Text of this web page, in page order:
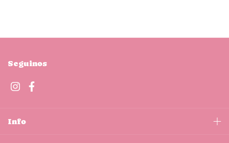
Seguinos
Info